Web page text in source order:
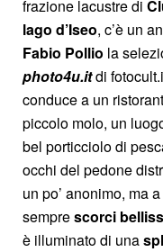
frazione lacustre di
lago d’Iseo, c’è un
Fabio Pollio la
photo4u.itdi
conduce a un
piccolo molo, un
bel porticciolo di
occhi del pedone
un po’ anonimo, ma
semprescorci
è illuminato di una